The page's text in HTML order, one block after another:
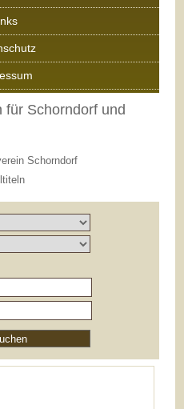
für Schorndorf und
Schorndorf